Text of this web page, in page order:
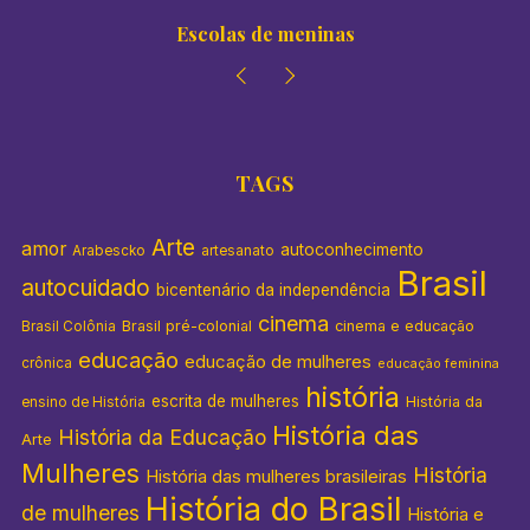
Escolas de meninas
TAGS
amor Arabescko Arte artesanato autoconhecimento
autocuidado bicentenário da independência Brasil
Brasil Colônia Brasil pré-colonial cinema cinema e educação
crônica educação educação de mulheres educação feminina
ensino de História escrita de mulheres história História da
Arte História da Educação História das
Mulheres História das mulheres brasileiras História
de mulheres História do Brasil História e